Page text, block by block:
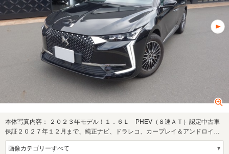
本体写真内容：
２０２３年モデル！１．６Ｌ PHEV（８速ＡＴ）認定中古車
保証２０２７年１２月まで、純正ナビ、ドラレコ、カープレイ＆アンドロイド
オート対応、…